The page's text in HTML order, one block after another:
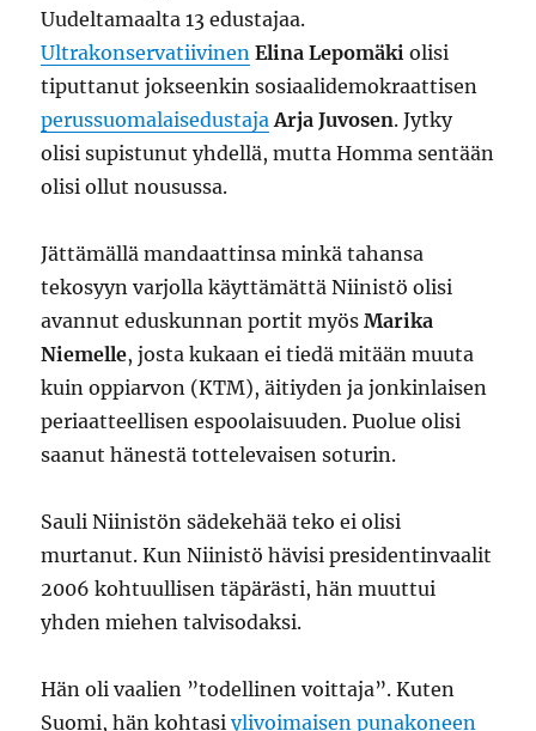
Uudeltamaalta 13 edustajaa.
Ultrakonservatiivinen Elina Lepomäki olisi
tiputtanut jokseenkin sosiaalidemokraattisen
perussuomalaisedustaja Arja Juvosen. Jytky
olisi supistunut yhdellä, mutta Homma sentään
olisi ollut nousussa.
Jättämällä mandaattinsa minkä tahansa
tekosyyn varjolla käyttämättä Niinistö olisi
avannut eduskunnan portit myösMarika
Niemelle, josta kukaan ei tiedä mitään muuta
kuin oppiarvon (KTM), äitiyden ja jonkinlaisen
periaatteellisen espoolaisuuden. Puolue olisi
saanut hänestä tottelevaisen soturin.
Sauli Niinistön sädekehää teko ei olisi
murtanut. Kun Niinistö hävisi presidentinvaalit
2006 kohtuullisen täpärästi, hän muuttui
yhden miehen talvisodaksi.
Hän oli vaalien ”todellinen voittaja”. Kuten
Suomi, hän kohtasiylivoimaisen punakoneen